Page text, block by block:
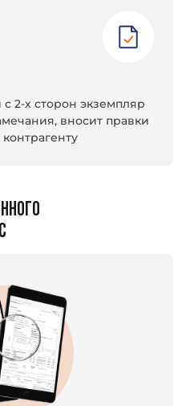
2-х сторон экземпляр
вносит правки